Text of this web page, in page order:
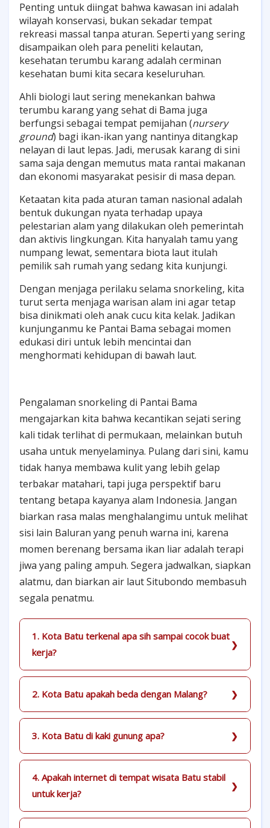
Penting untuk diingat bahwa kawasan ini adalah
wilayah konservasi, bukan sekadar tempat
rekreasi massal tanpa aturan. Seperti yang sering
disampaikan oleh para peneliti kelautan,
kesehatan terumbu karang adalah cerminan
kesehatan bumi kita secara keseluruhan.
Ahli biologi laut sering menekankan bahwa
terumbu karang yang sehat di Bama juga
berfungsi sebagai tempat pemijahan (nursery
ground) bagi ikan-ikan yang nantinya ditangkap
nelayan di laut lepas. Jadi, merusak karang di sini
sama saja dengan memutus mata rantai makanan
dan ekonomi masyarakat pesisir di masa depan.
Ketaatan kita pada aturan taman nasional adalah
bentuk dukungan nyata terhadap upaya
pelestarian alam yang dilakukan oleh pemerintah
dan aktivis lingkungan. Kita hanyalah tamu yang
numpang lewat, sementara biota laut itulah
pemilik sah rumah yang sedang kita kunjungi.
Dengan menjaga perilaku selama snorkeling, kita
turut serta menjaga warisan alam ini agar tetap
bisa dinikmati oleh anak cucu kita kelak. Jadikan
kunjunganmu ke Pantai Bama sebagai momen
edukasi diri untuk lebih mencintai dan
menghormati kehidupan di bawah laut.
Pengalaman snorkeling di Pantai Bama
mengajarkan kita bahwa kecantikan sejati sering
kali tidak terlihat di permukaan, melainkan butuh
usaha untuk menyelaminya. Pulang dari sini, kamu
tidak hanya membawa kulit yang lebih gelap
terbakar matahari, tapi juga perspektif baru
tentang betapa kayanya alam Indonesia. Jangan
biarkan rasa malas menghalangimu untuk melihat
sisi lain Baluran yang penuh warna ini, karena
momen berenang bersama ikan liar adalah terapi
jiwa yang paling ampuh. Segera jadwalkan, siapkan
alatmu, dan biarkan air laut Situbondo membasuh
segala penatmu.
1. Kota Batu terkenal apa sih sampai cocok buat
kerja?
2. Kota Batu apakah beda dengan Malang?
3. Kota Batu di kaki gunung apa?
4. Apakah internet di tempat wisata Batu stabil
untuk kerja?